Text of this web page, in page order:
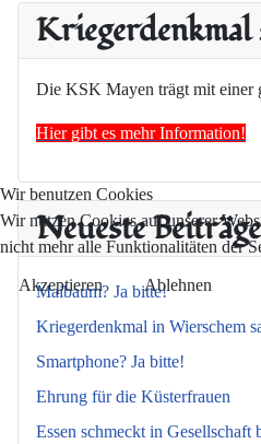
Kriegerdenkmal
Die KSK Mayen trägt mit einer
Hier gibt es mehr Information!
Neueste Beiträge
Maibaum? Ja bitte!
Kriegerdenkmal in Wierschem
Smartphone? Ja bitte!
Ehrung für die Küsterfrauen
Essen schmeckt in Gesellschaft
Wir benutzen Cookies
Wir nutzen Cookies auf unserer
nicht mehr alle Funktionalitäten der
Akzeptieren Ablehnen